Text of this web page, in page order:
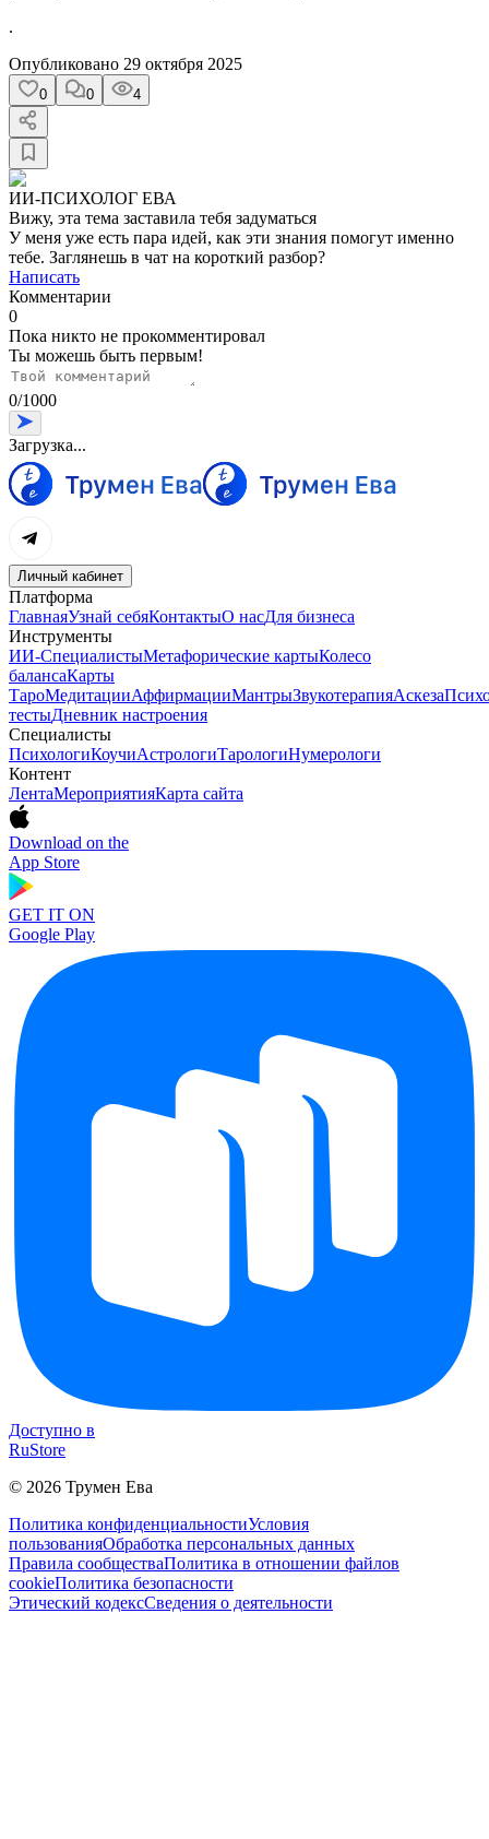
.
Опубликовано 29 октября 2025
0 0 4
ИИ-ПСИХОЛОГ ЕВА
Вижу, эта тема заставила тебя задуматься
У меня уже есть пара идей, как эти знания помогут именно
тебе. Заглянешь в чат на короткий разбор?
Написать
Комментарии
0
Пока никто не прокомментировал
Ты можешь быть первым!
0/1000
Загрузка...
Личный кабинет
Платформа
ГлавнаяУзнай себяКонтактыО насДля бизнеса
Инструменты
ИИ-СпециалистыМетафорические картыКолесо
балансаКарты
ТароМедитацииАффирмацииМантрыЗвукотерапияАскеза
тестыДневник настроения
Специалисты
ПсихологиКоучиАстрологиТарологиНумерологи
Контент
ЛентаМероприятияКарта сайта
Download on the
App Store
GET IT ON
Google Play
Доступно в
RuStore
© 2026 Трумен Ева
Политика конфиденциальностиУсловия
пользованияОбработка персональных данных
Правила сообществаПолитика в отношении файлов
cookieПолитика безопасности
Этический кодексСведения о деятельности